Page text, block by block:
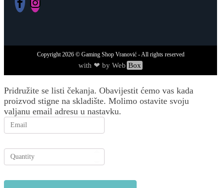
Copyright2026© Gaming Shop Vranović - All rights reserved
with ❤ by Web Box
Pridružite se listi čekanja. Obavijestit ćemo vas kada
proizvod stigne na skladište. Molimo ostavite svoju
valjanu email adresu u nastavku.